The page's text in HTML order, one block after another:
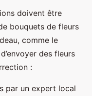
doivent être
bouquets de fleurs
comme le
des fleurs
:
par un expert local